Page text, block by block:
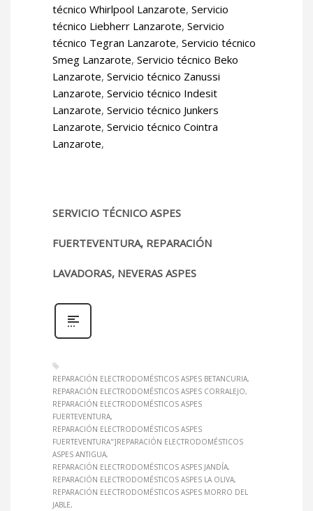
técnico Whirlpool Lanzarote, Servicio
técnico Liebherr Lanzarote, Servicio
técnico Tegran Lanzarote, Servicio técnico
Smeg Lanzarote, Servicio técnico Beko
Lanzarote, Servicio técnico Zanussi
Lanzarote, Servicio técnico Indesit
Lanzarote, Servicio técnico Junkers
Lanzarote, Servicio técnico Cointra
Lanzarote,
SERVICIO TÉCNICO ASPES
FUERTEVENTURA, REPARACIÓN
LAVADORAS, NEVERAS ASPES
REPARACIÓN ELECTRODOMÉSTICOS ASPES BETANCURIA
REPARACIÓN ELECTRODOMÉSTICOS ASPES CORRALEJO
REPARACIÓN ELECTRODOMÉSTICOS ASPES
FUERTEVENTURA
REPARACIÓN ELECTRODOMÉSTICOS ASPES
FUERTEVENTURA"]REPARACIÓN ELECTRODOMÉSTICOS
ASPES ANTIGUA
REPARACIÓN ELECTRODOMÉSTICOS ASPES JANDÍA
REPARACIÓN ELECTRODOMÉSTICOS ASPES LA OLIVA
REPARACIÓN ELECTRODOMÉSTICOS ASPES MORRO DEL
JABLE